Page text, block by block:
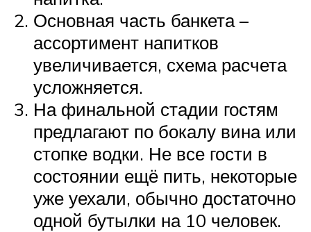
Основная часть банкета –
ассортимент напитков
увеличивается, схема расчета
усложняется.
На финальной стадии гостям
предлагают по бокалу вина или
стопке водки. Не все гости в
состоянии ещё пить, некоторые
уже уехали, обычно достаточно
одной бутылки на 10 человек.